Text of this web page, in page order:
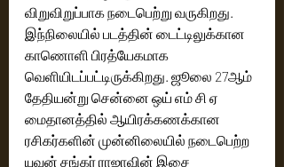
விறுவிறுப்பாக நடைபெற்று வருகிறது.
இந்நிலையில் படத்தின் டைட்டிலுக்கான
காணொளி பிரத்யேகமாக
வெளியிடப்பட்டிருக்கிறது. ஜூலை 27ஆம்
தேதியன்று சென்னை ஒய் எம் சி ஏ
மைதானத்தில் ஆயிரக்கணக்கான
ரசிகர்களின் முன்னிலையில் நடைபெற்ற
யுவன் சங்கர் ராஜாவின் இசை